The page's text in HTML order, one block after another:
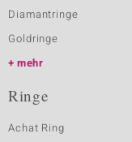
Diamantringe
Goldringe
mehr
Ringe
Achat Ring